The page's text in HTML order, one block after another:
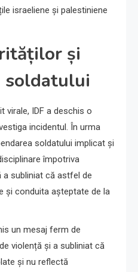
israeliene și palestiniene
și
soldatului
virale, IDF a deschis o
incidentul. În urma
soldatului implicat și
împotriva
a subliniat că astfel de
și conduita așteptate de la
un mesaj ferm de
violență și a subliniat că
și nu reflectă